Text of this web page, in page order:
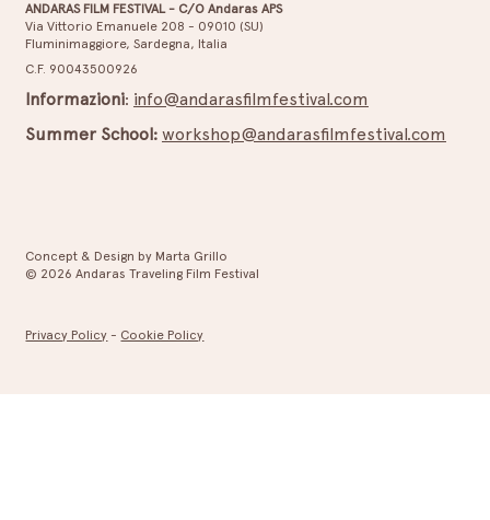
Mercoledì 01 Luglio 2026 – Cinema e musica
a Buggerru
ANDARAS FILM FESTIVAL - C/O Andaras APS
Via Vittorio Emanuele 208 - 09010 (SU)
Fluminimaggiore, Sardegna, Italia
C.F. 90043500926
Informazioni: info@andarasfilmfestival.com
Summer School: workshop@andarasfilmfestival.com
Concept & Design by Marta Grillo
© 2026 Andaras Traveling Film Festival
Privacy Policy - Cookie Policy